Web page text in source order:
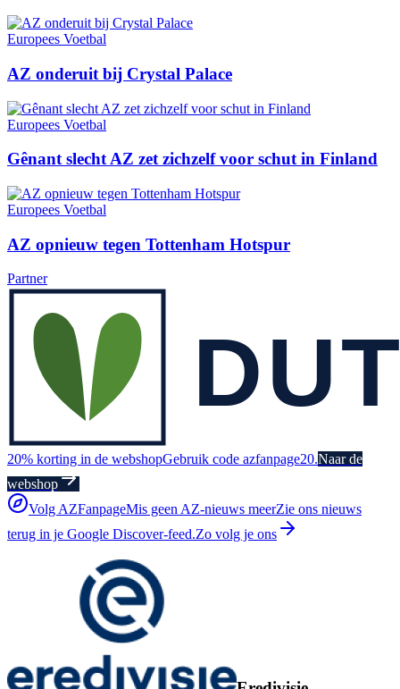
Europees Voetbal
AZ onderuit bij Crystal Palace
Europees Voetbal
Gênant slecht AZ zet zichzelf voor schut in Finland
Europees Voetbal
AZ opnieuw tegen Tottenham Hotspur
Partner
20% korting in de webshopGebruik code azfanpage20.Naar de
webshop
Volg AZFanpageMis geen AZ-nieuws meerZie ons nieuws
terug in je Google Discover-feed.Zo volg je ons